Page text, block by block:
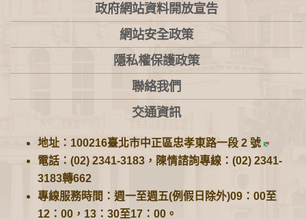
政府網站資料開放宣告
網站安全政策
隱私權保護政策
聯絡我們
交通資訊
地址：100216臺北市中正區忠孝東路一段 2 號
電話：(02) 2341-3183，陳情諮詢專線：(02) 2341-
3183轉662
專線服務時間：週一至週五(例假日除外)09：00至
12：00，13：30至17：00。